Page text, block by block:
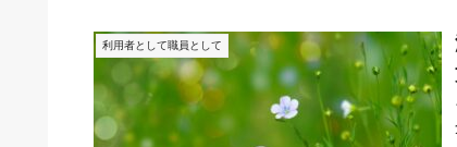
利用者として職員として